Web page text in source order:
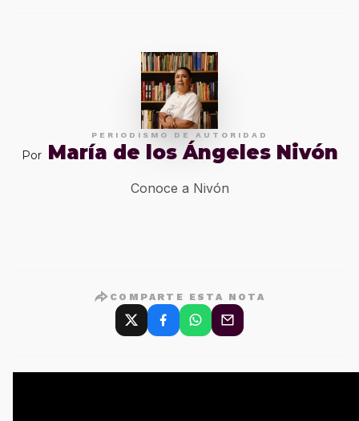
PERIODISMO DE AUTORIDAD
Por María de los Ángeles Nivón
Conoce a Nivón
COMPARTE ESTA NOTA